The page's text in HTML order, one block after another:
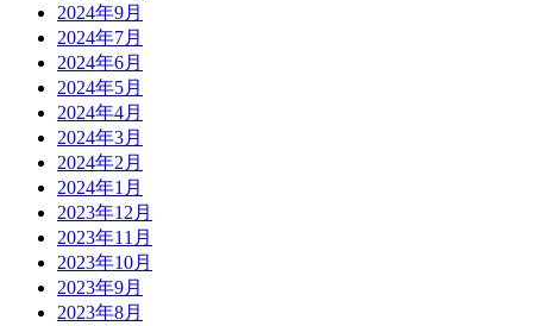
2024年9月
2024年7月
2024年6月
2024年5月
2024年4月
2024年3月
2024年2月
2024年1月
2023年12月
2023年11月
2023年10月
2023年9月
2023年8月